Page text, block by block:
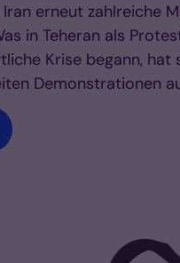
erneut zahlreiche
in Teheran als
Krise begann, hat
Demonstrationen